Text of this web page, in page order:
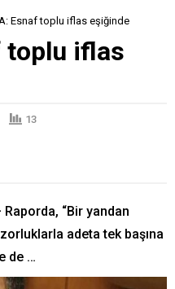
Esnaf toplu iflas eşiğinde
toplu iflas
13
Raporda, “Bir yandan
adeta tek başına
de …